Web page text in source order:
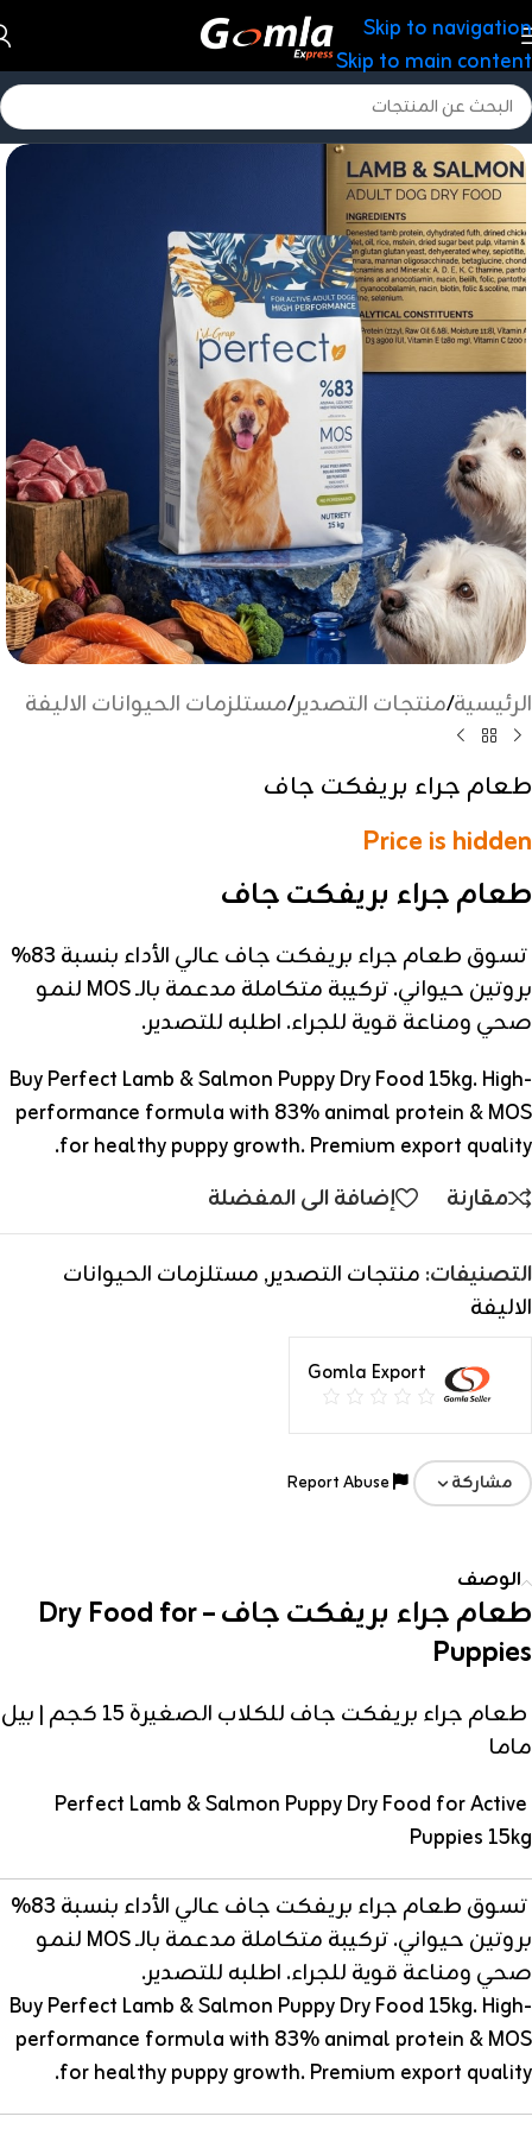
Skip to navigation
Skip to main content
الرئيسية/منتجات التصدير/مستلزمات الحيوانات الاليفة
طعام جراء بريفكت جاف
Price is hidden
طعام جراء بريفكت جاف
تسوق طعام جراء بريفكت جاف عالي الأداء بنسبة 83%
بروتين حيواني. تركيبة متكاملة مدعمة بالـ MOS لنمو
صحي ومناعة قوية للجراء. اطلبه للتصدير.
Buy Perfect Lamb & Salmon Puppy Dry Food 15kg. High-
performance formula with 83% animal protein & MOS
for healthy puppy growth. Premium export quality.
مقارنة
إضافة الى المفضلة
التصنيفات: منتجات التصدير, مستلزمات الحيوانات
الاليفة
Gomla Export
مشاركة
الوصف
طعام جراء بريفكت جاف – Dry Food for
Puppies
طعام جراء بريفكت جاف للكلاب الصغيرة 15 كجم | بيل
ماما
Perfect Lamb & Salmon Puppy Dry Food for Active
Puppies 15kg
تسوق طعام جراء بريفكت جاف عالي الأداء بنسبة 83%
بروتين حيواني. تركيبة متكاملة مدعمة بالـ MOS لنمو
صحي ومناعة قوية للجراء. اطلبه للتصدير.
Buy Perfect Lamb & Salmon Puppy Dry Food 15kg. High-
performance formula with 83% animal protein & MOS
for healthy puppy growth. Premium export quality.